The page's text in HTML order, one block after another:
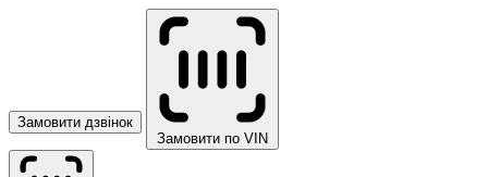
Замовити дзвінок
Замовити по VIN